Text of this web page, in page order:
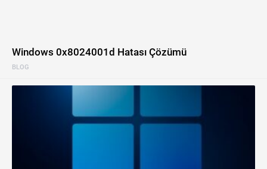
BLOG
Windows 0x8024001d Hatası Çözümü